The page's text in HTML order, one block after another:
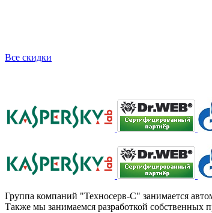
Все скидки
Группа компаний "Техносерв-С" занимается
Также мы занимаемся разработкой